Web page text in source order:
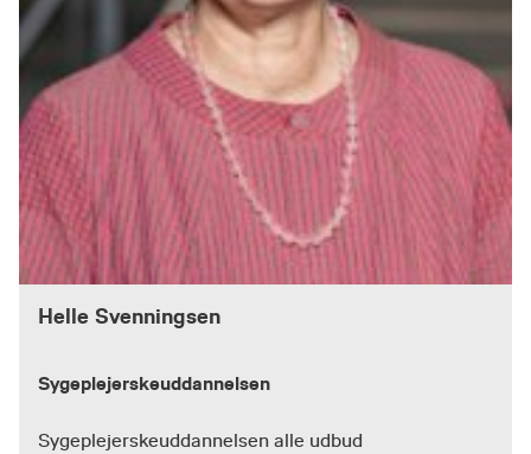
Helle Svenningsen
Sygeplejerskeuddannelsen
Sygeplejerskeuddannelsen alle udbud